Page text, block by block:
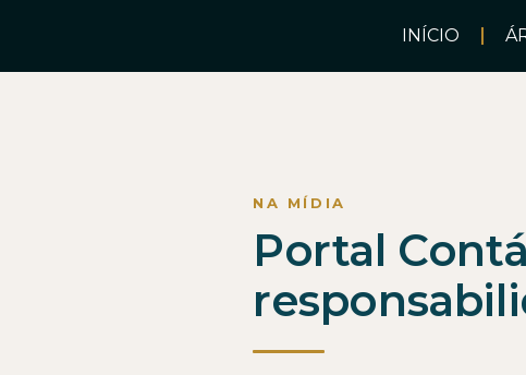
INÍCIO
Portal